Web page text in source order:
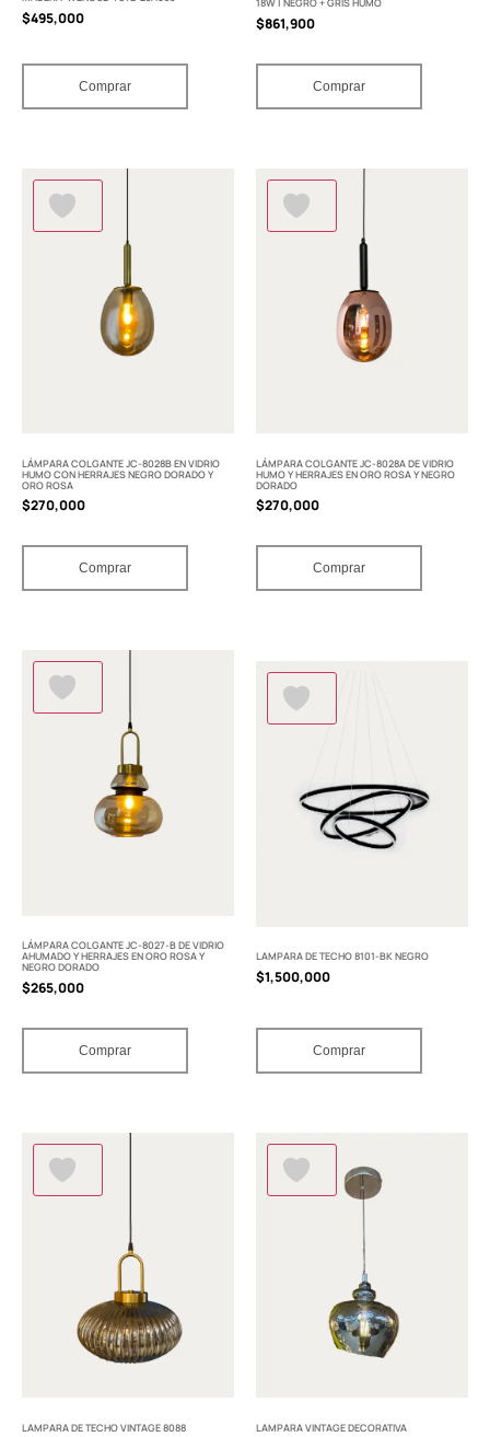
$495,000
Comprar
18W | NEGRO + GRIS HUMO
$861,900
Comprar
LÁMPARA COLGANTE JC-8028B EN VIDRIO
HUMO CON HERRAJES NEGRO DORADO Y
ORO ROSA
$270,000
Comprar
LÁMPARA COLGANTE JC-8028A DE VIDRIO
HUMO Y HERRAJES EN ORO ROSA Y NEGRO
DORADO
$270,000
Comprar
LÁMPARA COLGANTE JC-8027-B DE VIDRIO
AHUMADO Y HERRAJES EN ORO ROSA Y
NEGRO DORADO
$265,000
Comprar
LAMPARA DE TECHO 8101-BK NEGRO
$1,500,000
Comprar
LAMPARA DE TECHO VINTAGE 8088 LAMPARA VINTAGE DECORATIVA